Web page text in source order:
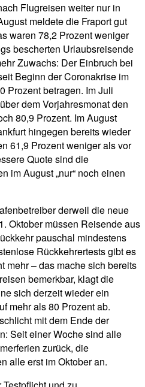
Flugreisen weiter nur in
meldete die Fraport gut
waren 78,2 Prozent weniger
bescherten Urlaubsreisende
Zuwachs: Der Einbruch bei
Beginn der Coronakrise im
Prozent betragen. Im Juli
dem Vorjahresmonat den
80,9 Prozent. Im August
hingegen bereits wieder
61,9 Prozent weniger als vor
Quote sind die
im August „nur“ noch einen
derweil die neue
Oktober müssen Reisende aus
pauschal mindestens
Rückkehrertests gibt es
mehr – das mache sich bereits
bemerkbar, klagt die
sich derzeit wieder ein
mehr als 80 Prozent ab.
mit dem Ende der
Seit einer Woche sind alle
zurück, die
alle erst im Oktober an.